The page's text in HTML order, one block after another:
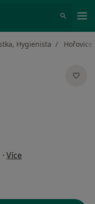
Hygienista Hořovice
· Více